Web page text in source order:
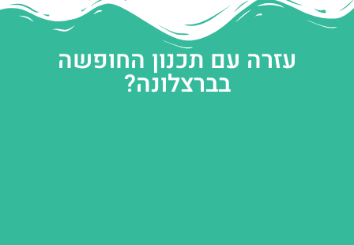
עזרה עם תכנון החופשה
בברצלונה?